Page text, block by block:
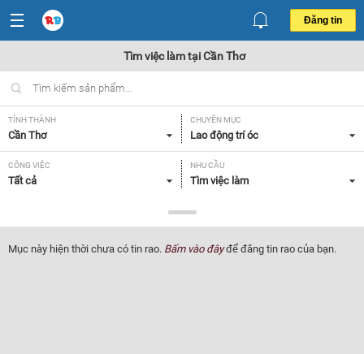
Đăng tin
Tìm việc làm tại Cần Thơ
TỈNH THÀNH
Cần Thơ
CHUYÊN MỤC
Lao động trí óc
CÔNG VIỆC
Tất cả
NHU CẦU
Tìm việc làm
Tất cả
Mục này hiện thời chưa có tin rao. Bấm vào đâyđể đăng tin rao của bạn.